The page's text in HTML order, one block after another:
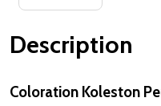
Description
Coloration Koleston